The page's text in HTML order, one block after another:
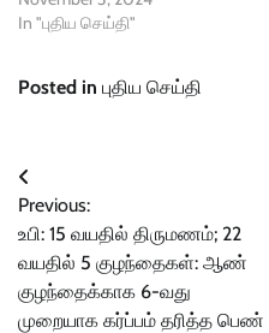
In "புதிய செய்தி"
Posted in புதிய செய்தி
Post
navigation
Previous:
உபி: 15 வயதில் திருமணம்; 22
வயதில் 5 குழந்தைகள்: ஆண்
குழந்தைக்காக 6-வது
முறையாக கர்ப்பம் தரித்த பெண்